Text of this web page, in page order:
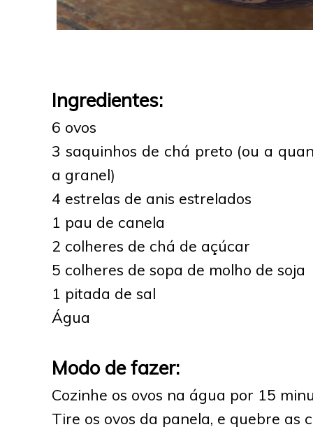
Ingredientes:
6 ovos
3 saquinhos de chá preto (ou a
a granel)
4 estrelas de anis estrelados
1 pau de canela
2 colheres de chá de açúcar
5 colheres de sopa de molho de soja
1 pitada de sal
Água
Modo de fazer:
Cozinhe os ovos na água por 15
Tire os ovos da panela, e quebre as